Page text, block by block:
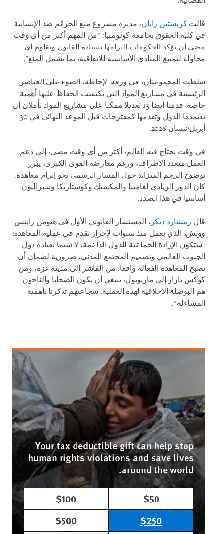
قالت كريستين رايان، مديرة مشروع منع الجرائم ضد الإنسانية
في كلية الحقوق بجامعة كولومبيا: "من المهم أكثر من أي وقت
مضى أن تؤكد الحكومات التزامها بسيادة القانون وتقاوم أي
محاولة لتمييع المبادئ الأساسية للاتفاقية، بما يشمل المنع".
سلطت المجموعتان، في ورقة الإحاطة، الضوء على العناصر
الرئيسية في مشاريع المواد التي يكتسب الحفاظ عليها أهمية
خاصة. قدمتا أيضا 13 تعديلا ممكنا على مشاريع المواد تأملان أن
تعتمدها الدول وتقدمها كمقترحات قبل الموعد النهائي في 30
أبريل/نيسان 2026.
في وقت يحتاج فيه العالم، أكثر من أي وقت مضى، إلى دعم
العمل متعدد الأطراف، ورغم معارضة القوى الكبرى، يبرز
بوضوح الزخم المتزايد حول المسار الرسمي نحو إبرام معاهدة.
كان الدور الريادي لغامبيا والمكسيك وكوستاريكا وسيراليون
أساسيا في هذا الصدد.
قال ريتشارد ديكر ، المستشار القانوني الأول في هيومن رايتس
ووتش، الذي يعمل منذ سنوات لإحراز تقدم في عملية المعاهدة:
"ستكون الإرادة الجماعية للدول الداعمة، لا سيما بقيادة دول
الجنوب العالمي وتصميم المجتمع المدني، ضرورية لضمان أن
تصبح المعاهدة الفعالة واقعا. من الفاشر إلى مدينة غزة، ومن
كوكس بازار إلى ماريوبول، ينبغي أن يكون الضحايا والناجون
هم البوصلة الأخلاقية لهذه العملية. شجاعتهم تذكرنا بأهمية
المساءلة".
Your tax deductible gift can help stop
human rights violations and save lives
around the world.
$50
$100
$250
$500